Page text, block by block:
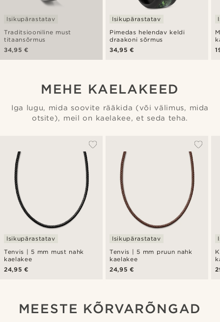
Traditsiooniline must
titaansõrmus
Isikupärastatav
34,95 €
Pimedas helendav keldi
draakoni sõrmus
Isikupärastatav
34,95 €
MEHE KAELAKEED
Iga lugu, mida soovite rääkida (või välimus, mida
otsite), meil on kaelakee, et seda teha.
Tenvis | 5 mm must nahk
kaelakee
Isikupärastatav
24,95 €
Tenvis | 5 mm pruun nahk
kaelakee
Isikupärastatav
24,95 €
MEESTE KÕRVARÕNGAD